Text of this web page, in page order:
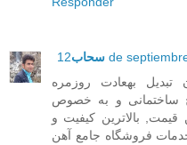
سحاب 12 de
تبدیل بهعادت روزمره
ساختمانی و به خصوص
قیمت, بالاترین کیفیت و
فروشگاه جامع آهن